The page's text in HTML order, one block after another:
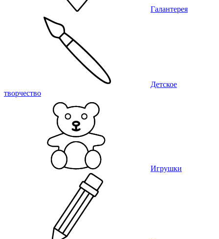
Галантерея
Детское
творчество
Игрушки